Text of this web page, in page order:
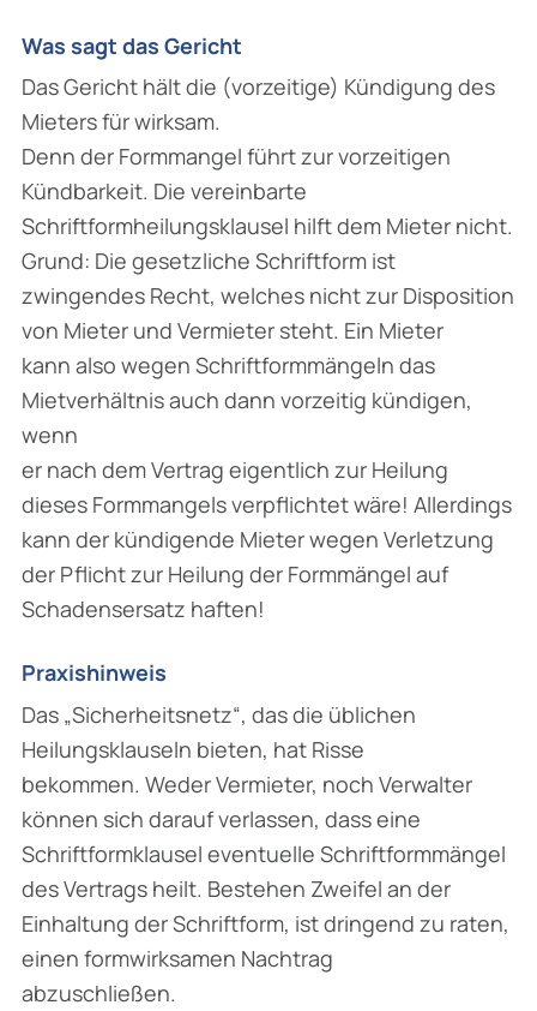
Was sagt das Gericht
Das Gericht hält die (vorzeitige) Kündigung des
Mieters für wirksam.
Denn der Formmangel führt zur vorzeitigen
Kündbarkeit. Die vereinbarte
Schriftformheilungsklausel hilft dem Mieter nicht.
Grund: Die gesetzliche Schriftform ist
zwingendes Recht, welches nicht zur Disposition
von Mieter und Vermieter steht. Ein Mieter
kann also wegen Schriftformmängeln das
Mietverhältnis auch dann vorzeitig kündigen,
wenn
er nach dem Vertrag eigentlich zur Heilung
dieses Formmangels verpflichtet wäre! Allerdings
kann der kündigende Mieter wegen Verletzung
der Pflicht zur Heilung der Formmängel auf
Schadensersatz haften!
Praxishinweis
Das „Sicherheitsnetz“, das die üblichen
Heilungsklauseln bieten, hat Risse
bekommen. Weder Vermieter, noch Verwalter
können sich darauf verlassen, dass eine
Schriftformklausel eventuelle Schriftformmängel
des Vertrags heilt. Bestehen Zweifel an der
Einhaltung der Schriftform, ist dringend zu raten,
einen formwirksamen Nachtrag
abzuschließen.